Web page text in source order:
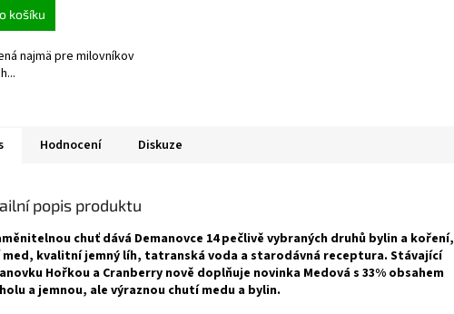
košíku
najmä pre milovníkov
Hodnocení Diskuze
popis produktu
chuť dává Demanovce 14 pečlivě vybraných druhů bylin a koření,
med, kvalitní jemný líh, tatranská voda a starodávná receptura. Stávající
Hořkou a Cranberry nově doplňuje novinka Medová s 33% obsahem
a jemnou, ale výraznou chutí medu a bylin.